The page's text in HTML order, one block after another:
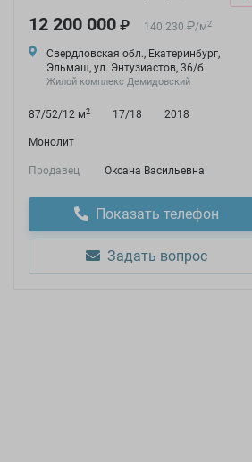
12 200 000 ₽ 140 230 ₽/м2
Свердловская обл., Екатеринбург,
Эльмаш, ул. Энтузиастов, 36/б
Жилой комплекс Демидовский
87/52/12 м2 17/18 2018
Монолит
Продавец Оксана Васильевна
Показать телефон
Задать вопрос